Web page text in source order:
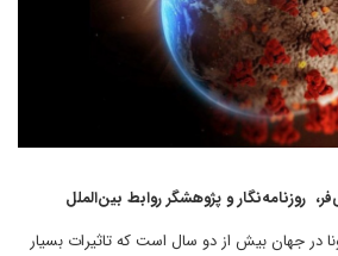
روزنامه‌نگار و پژوهشگر روابط بین‌الملل
در جهان بیش از دو سال است که تاثیرات بسیار